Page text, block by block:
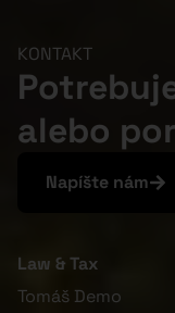
KONTAKT
alebo
Napíšte nám
Law & Tax
Tomáš Demo